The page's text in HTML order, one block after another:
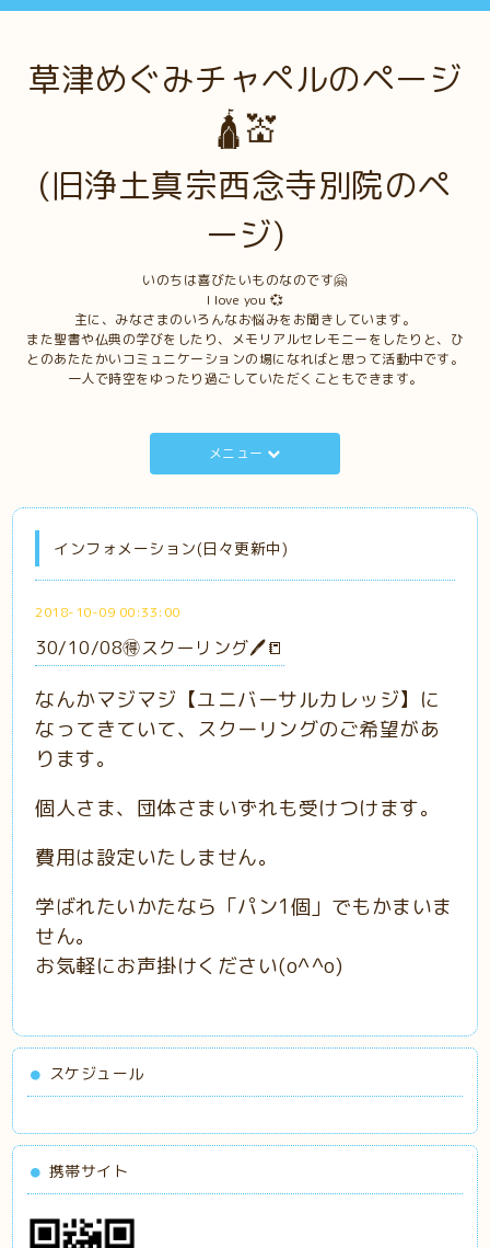
草津めぐみチャペルのページ
🛕💒
(旧浄土真宗西念寺別院のペ
ージ)
いのちは喜びたいものなのです🤗
I love you 💞
主に、みなさまのいろんなお悩みをお聞きしています。
また聖書や仏典の学びをしたり、メモリアルセレモニーをしたりと、ひ
とのあたたかいコミュニケーションの場になればと思って活動中です。
一人で時空をゆったり過ごしていただくこともできます。
メニュー
インフォメーション(日々更新中)
2018-10-09 00:33:00
30/10/08🉐スクーリング🖊📒
なんかマジマジ【ユニバーサルカレッジ】に
なってきていて、スクーリングのご希望があ
ります。
個人さま、団体さまいずれも受けつけます。
費用は設定いたしません。
学ばれたいかたなら「パン1個」でもかまいま
せん。
お気軽にお声掛けください(o^^o)
スケジュール
携帯サイト